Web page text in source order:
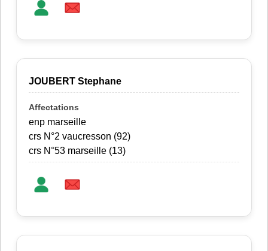
JOUBERT Stephane
enp marseille
crs N°2 vaucresson (92)
crs N°53 marseille (13)